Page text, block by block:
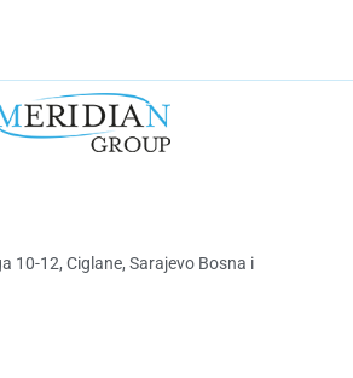
10-12, Ciglane, Sarajevo Bosna i